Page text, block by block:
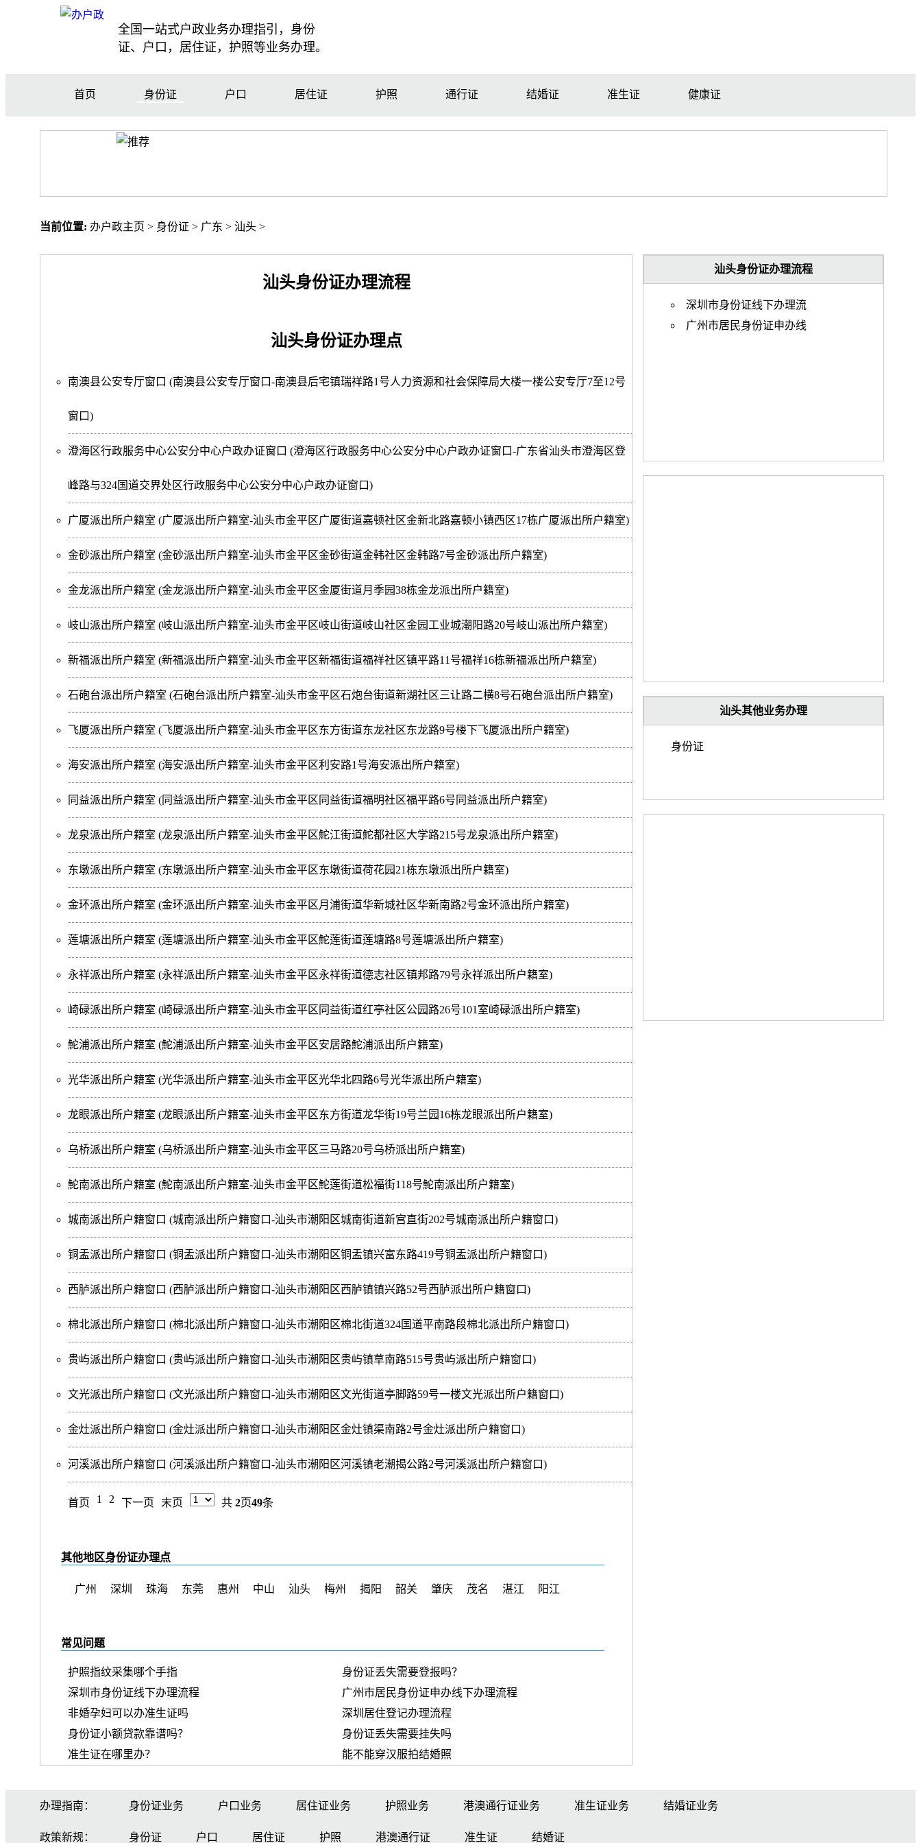
全国一站式户政业务办理指引，身份
证、户口，居住证，护照等业务办理。
首页 身份证 户口 居住证 护照 通行证 结婚证 准生证 健康证
当前位置: 办户政主页 > 身份证 > 广东 > 汕头 >
汕头身份证办理流程
汕头身份证办理点
南澳县公安专厅窗口 (南澳县公安专厅窗口-南澳县后宅镇瑞祥路1号人力资源和社会保障局大楼一楼公安专厅7至12号
窗口)
澄海区行政服务中心公安分中心户政办证窗口 (澄海区行政服务中心公安分中心户政办证窗口-广东省汕头市澄海区登
峰路与324国道交界处区行政服务中心公安分中心户政办证窗口)
广厦派出所户籍室 (广厦派出所户籍室-汕头市金平区广厦街道嘉顿社区金新北路嘉顿小镇西区17栋广厦派出所户籍室)
金砂派出所户籍室 (金砂派出所户籍室-汕头市金平区金砂街道金韩社区金韩路7号金砂派出所户籍室)
金龙派出所户籍室 (金龙派出所户籍室-汕头市金平区金厦街道月季园38栋金龙派出所户籍室)
岐山派出所户籍室 (岐山派出所户籍室-汕头市金平区岐山街道岐山社区金园工业城潮阳路20号岐山派出所户籍室)
新福派出所户籍室 (新福派出所户籍室-汕头市金平区新福街道福祥社区镇平路11号福祥16栋新福派出所户籍室)
石砲台派出所户籍室 (石砲台派出所户籍室-汕头市金平区石炮台街道新湖社区三让路二横8号石砲台派出所户籍室)
飞厦派出所户籍室 (飞厦派出所户籍室-汕头市金平区东方街道东龙社区东龙路9号楼下飞厦派出所户籍室)
海安派出所户籍室 (海安派出所户籍室-汕头市金平区利安路1号海安派出所户籍室)
同益派出所户籍室 (同益派出所户籍室-汕头市金平区同益街道福明社区福平路6号同益派出所户籍室)
龙泉派出所户籍室 (龙泉派出所户籍室-汕头市金平区鮀江街道鮀都社区大学路215号龙泉派出所户籍室)
东墩派出所户籍室 (东墩派出所户籍室-汕头市金平区东墩街道荷花园21栋东墩派出所户籍室)
金环派出所户籍室 (金环派出所户籍室-汕头市金平区月浦街道华新城社区华新南路2号金环派出所户籍室)
莲塘派出所户籍室 (莲塘派出所户籍室-汕头市金平区鮀莲街道莲塘路8号莲塘派出所户籍室)
永祥派出所户籍室 (永祥派出所户籍室-汕头市金平区永祥街道德志社区镇邦路79号永祥派出所户籍室)
崎碌派出所户籍室 (崎碌派出所户籍室-汕头市金平区同益街道红亭社区公园路26号101室崎碌派出所户籍室)
鮀浦派出所户籍室 (鮀浦派出所户籍室-汕头市金平区安居路鮀浦派出所户籍室)
光华派出所户籍室 (光华派出所户籍室-汕头市金平区光华北四路6号光华派出所户籍室)
龙眼派出所户籍室 (龙眼派出所户籍室-汕头市金平区东方街道龙华街19号兰园16栋龙眼派出所户籍室)
乌桥派出所户籍室 (乌桥派出所户籍室-汕头市金平区三马路20号乌桥派出所户籍室)
鮀南派出所户籍室 (鮀南派出所户籍室-汕头市金平区鮀莲街道松福街118号鮀南派出所户籍室)
城南派出所户籍窗口 (城南派出所户籍窗口-汕头市潮阳区城南街道新宫直街202号城南派出所户籍窗口)
铜盂派出所户籍窗口 (铜盂派出所户籍窗口-汕头市潮阳区铜盂镇兴富东路419号铜盂派出所户籍窗口)
西胪派出所户籍窗口 (西胪派出所户籍窗口-汕头市潮阳区西胪镇镇兴路52号西胪派出所户籍窗口)
棉北派出所户籍窗口 (棉北派出所户籍窗口-汕头市潮阳区棉北街道324国道平南路段棉北派出所户籍窗口)
贵屿派出所户籍窗口 (贵屿派出所户籍窗口-汕头市潮阳区贵屿镇草南路515号贵屿派出所户籍窗口)
文光派出所户籍窗口 (文光派出所户籍窗口-汕头市潮阳区文光街道亭脚路59号一楼文光派出所户籍窗口)
金灶派出所户籍窗口 (金灶派出所户籍窗口-汕头市潮阳区金灶镇渠南路2号金灶派出所户籍窗口)
河溪派出所户籍窗口 (河溪派出所户籍窗口-汕头市潮阳区河溪镇老潮揭公路2号河溪派出所户籍窗口)
首页 1 2 下一页 末页 共 2页49条
其他地区身份证办理点
广州 深圳 珠海 东莞 惠州 中山 汕头 梅州 揭阳 韶关 肇庆 茂名 湛江 阳江
常见问题
护照指纹采集哪个手指
身份证丢失需要登报吗？
深圳市身份证线下办理流程
广州市居民身份证申办线下办理流程
非婚孕妇可以办准生证吗
深圳居住登记办理流程
身份证小额贷款靠谱吗？
身份证丢失需要挂失吗
准生证在哪里办？
能不能穿汉服拍结婚照
汕头身份证办理流程
深圳市身份证线下办理流
广州市居民身份证申办线
汕头其他业务办理
身份证
办理指南： 身份证业务 户口业务 居住证业务 护照业务 港澳通行证业务 准生证业务 结婚证业务
政策新规： 身份证 户口 居住证 护照 港澳通行证 准生证 结婚证